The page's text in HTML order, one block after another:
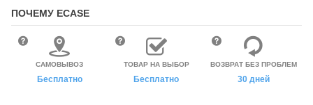
ПОЧЕМУ ECASE
САМОВЫВОЗ
Бесплатно
ТОВАР НА ВЫБОР
Бесплатно
ВОЗВРАТ БЕЗ ПРОБЛЕМ
30 дней